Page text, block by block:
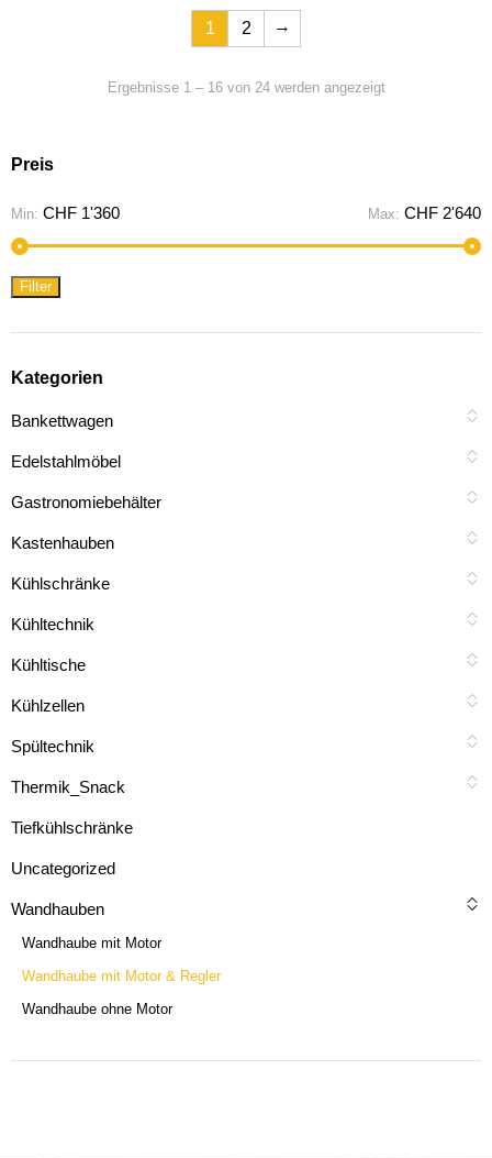
Preis
Min: CHF 1'360 Max: CHF 2'640
Filter
Kategorien
Bankettwagen
Edelstahlmöbel
Gastronomiebehälter
Kastenhauben
Kühlschränke
Kühltechnik
Kühltische
Kühlzellen
Spültechnik
Thermik_Snack
Tiefkühlschränke
Uncategorized
Wandhauben
Wandhaube mit Motor
Wandhaube mit Motor & Regler
Wandhaube ohne Motor
1 2 →
Ergebnisse 1 – 16 von 24 werden angezeigt